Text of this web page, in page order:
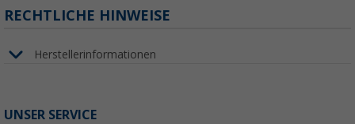
RECHTLICHE HINWEISE
Herstellerinformationen
UNSER SERVICE